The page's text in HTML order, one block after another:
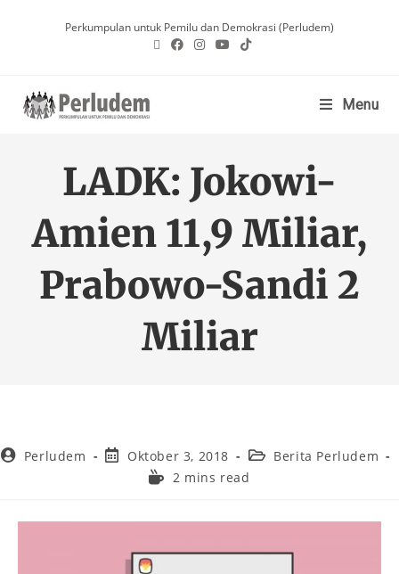
Perkumpulan untuk Pemilu dan Demokrasi (Perludem)
Menu
LADK: Jokowi-
Amien 11,9 Miliar,
Prabowo-Sandi 2
Miliar
Perludem Oktober 3, 2018
Berita Perludem
2 mins read